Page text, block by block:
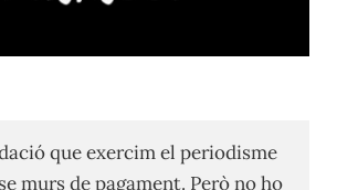
que exercim el periodisme
murs de pagament. Però no ho